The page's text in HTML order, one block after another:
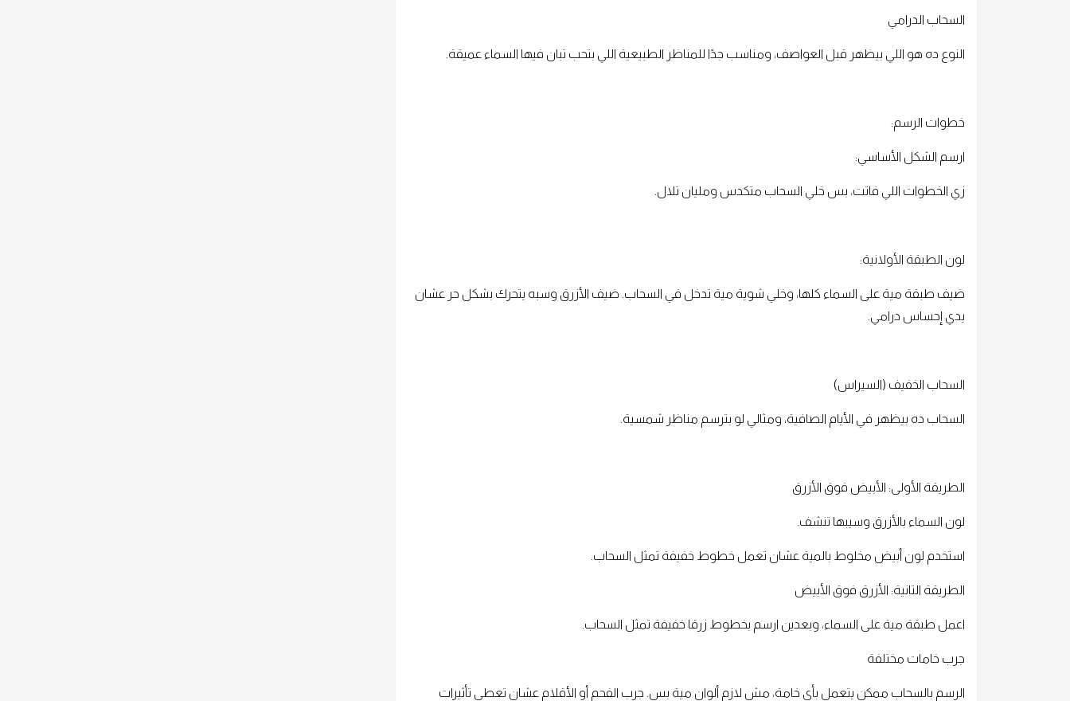
السحاب الدرامي
النوع ده هو اللي بيظهر قبل العواصف، ومناسب جدًا للمناظر الطبيعية اللي بتحب تبان فيها السماء عميقة.
خطوات الرسم:
ارسم الشكل الأساسي:
زي الخطوات اللي فاتت، بس خلي السحاب متكدس ومليان تلال.
لون الطبقة الأولانية:
ضيف طبقة مية على السماء كلها، وخلي شوية مية تدخل في السحاب. ضيف الأزرق وسبه يتحرك بشكل حر عشان
يدي إحساس درامي.
السحاب الخفيف (السيراس)
السحاب ده بيظهر في الأيام الصافية، ومثالي لو بترسم مناظر شمسية.
الطريقة الأولى: الأبيض فوق الأزرق
لون السماء بالأزرق وسيبها تنشف.
استخدم لون أبيض مخلوط بالمية عشان تعمل خطوط خفيفة تمثل السحاب.
الطريقة التانية: الأزرق فوق الأبيض
اعمل طبقة مية على السماء، وبعدين ارسم بخطوط زرقا خفيفة تمثل السحاب.
جرب خامات مختلفة
الرسم بالسحاب ممكن يتعمل بأي خامة، مش لازم ألوان مية بس. جرب الفحم أو الأقلام عشان تعطي تأثيرات